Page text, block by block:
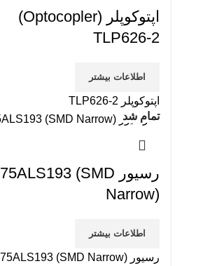
اپتوکوپلر (Optocopler)
TLP626-2
اطلاعات بیشتر
اپتوکوپلر TLP626-2
تمام شد
رسیور 75ALS193 (SMD
Narrow)
اطلاعات بیشتر
رسیور 75ALS193 (SMD Narrow)